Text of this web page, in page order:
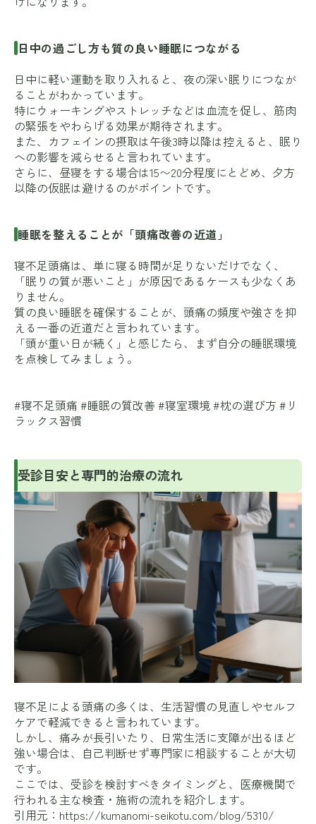
日中の過ごし方も質の良い睡眠につながる
日中に軽い運動を取り入れると、夜の深い眠りにつなが
ることがわかっています。
特にウォーキングやストレッチなどは血流を促し、筋肉
の緊張をやわらげる効果が期待されます。
また、カフェインの摂取は午後3時以降は控えると、眠り
への影響を減らせると言われています。
さらに、昼寝をする場合は15〜20分程度にとどめ、夕方
以降の仮眠は避けるのがポイントです。
睡眠を整えることが「頭痛改善の近道」
寝不足頭痛は、単に寝る時間が足りないだけでなく、
「眠りの質が悪いこと」が原因であるケースも少なくあ
りません。
質の良い睡眠を確保することが、頭痛の頻度や強さを抑
える一番の近道だと言われています。
「頭が重い日が続く」と感じたら、まず自分の睡眠環境
を点検してみましょう。
#寝不足頭痛 #睡眠の質改善 #寝室環境 #枕の選び方 #リ
ラックス習慣
受診目安と専門的治療の流れ
寝不足による頭痛の多くは、生活習慣の見直しやセルフ
ケアで軽減できると言われています。
しかし、痛みが長引いたり、日常生活に支障が出るほど
強い場合は、自己判断せず専門家に相談することが大切
です。
ここでは、受診を検討すべきタイミングと、医療機関で
行われる主な検査・施術の流れを紹介します。
引用元： https://kumanomi-seikotu.com/blog/5310/